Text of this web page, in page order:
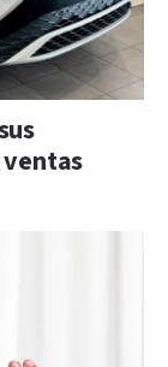
ventas